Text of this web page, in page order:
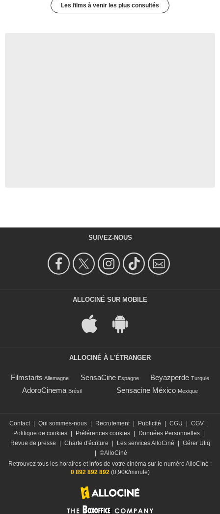
Les films à venir les plus consultés
SUIVEZ-NOUS
ALLOCINÉ SUR MOBILE
ALLOCINÉ À L'ÉTRANGER
Filmstarts Allemagne SensaCine Espagne Beyazperde Turquie
AdoroCinema Brésil Sensacine México Mexique
Contact | Qui sommes-nous | Recrutement | Publicité | CGU | CGV |
Politique de cookies | Préférences cookies | Données Personnelles |
Revue de presse
| Charte d'écriture | Les services AlloCiné | Gérer Utiq
| ©AlloCiné
Retrouvez tous les horaires et infos de votre cinéma sur le numéro AlloCiné :
0 892 892 892(0,90€/minute)